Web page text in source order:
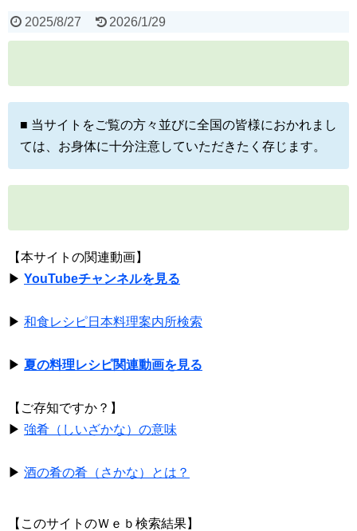
2025/8/27 2026/1/29
■ 当サイトをご覧の方々並びに全国の皆様におかれまし
ては、お身体に十分注意していただきたく存じます。
【本サイトの関連動画】
▶ YouTubeチャンネルを見る
▶ 和食レシピ日本料理案内所検索
▶ 夏の料理レシピ関連動画を見る
【ご存知ですか？】
▶ 強肴（しいざかな）の意味
▶ 酒の肴の肴（さかな）とは？
【このサイトのＷｅｂ検索結果】